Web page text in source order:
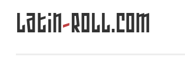
Saltar
Latin-Roll.com